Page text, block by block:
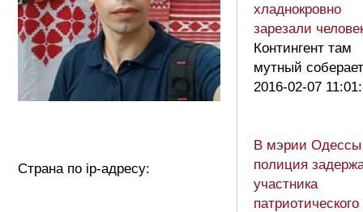
Страна по ip-адресу:
хладнокровно
зарезали
Контингент там
мутный
2016-02-07
В мэрии Одессы
полиция
участника
патриотического